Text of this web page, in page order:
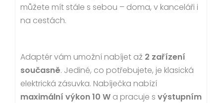
můžete mít stále s sebou – doma, v kanceláři i
na cestách.
Adaptér vám umožní nabíjet až 2 zařízení
současně. Jediné, co potřebujete, je klasická
elektrická zásuvka. Nabíječka nabízí
maximální výkon 10 W a pracuje s výstupním